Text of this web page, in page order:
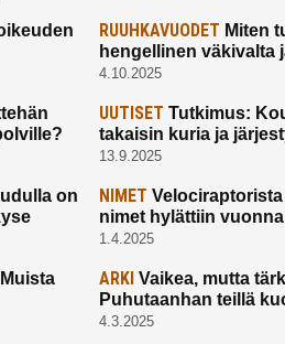
RUUHKAVUODET Miten
hengellinen väkivalta
4.10.2025
UUTISET Tutkimus:
takaisin kuria ja
13.9.2025
on
NIMET
nimet hylättiin vuonna
1.4.2025
ARKI Vaikea, mutta
Puhutaanhan teillä
4.3.2025